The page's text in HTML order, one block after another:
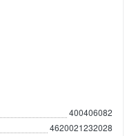
400406082
4620021232028